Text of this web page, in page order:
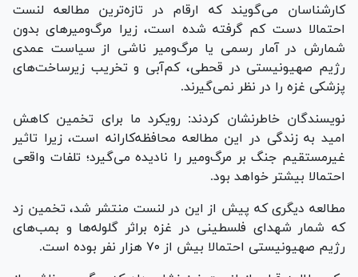
کارشناسان می‌گویند که ارقام در تازه‌ترین مطالعه لنست
احتمالا دست کم گرفته شده است، زیرا مرگ‌ومیر‌های بدون
شمارش در آمار رسمی یا مرگ‌ومیر ناشی از سیاست عمدی
رژیم صهیونیستی در قحطی، کم‌آبی و تخریب زیرساخت‌های
پزشکی غزه را در نظر نمی‌گیرند.
نویسندگان خاطرنشان کردند: رویکرد ما برای تخمین کاهش
امید به زندگی در این مطالعه محافظه‌کارانه است، زیرا تاثیر
غیرمستقیم جنگ بر مرگ‌ومیر را نادیده می‌گیرد؛ تلفات واقعی
احتمالا بیشتر خواهد بود.
مطالعه دیگری که پیش از این در لنست منتشر شد، تخمین زد
که شمار شهدای فلسطینی در غزه براثر گلوله‌ها و بمب‌های
رژیم صهیونیستی احتمالا بیش از ۷۰ هزار نفر بوده است.